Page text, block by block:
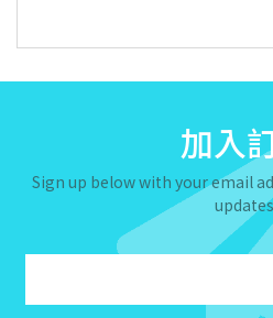
加入
Sign up below with your email